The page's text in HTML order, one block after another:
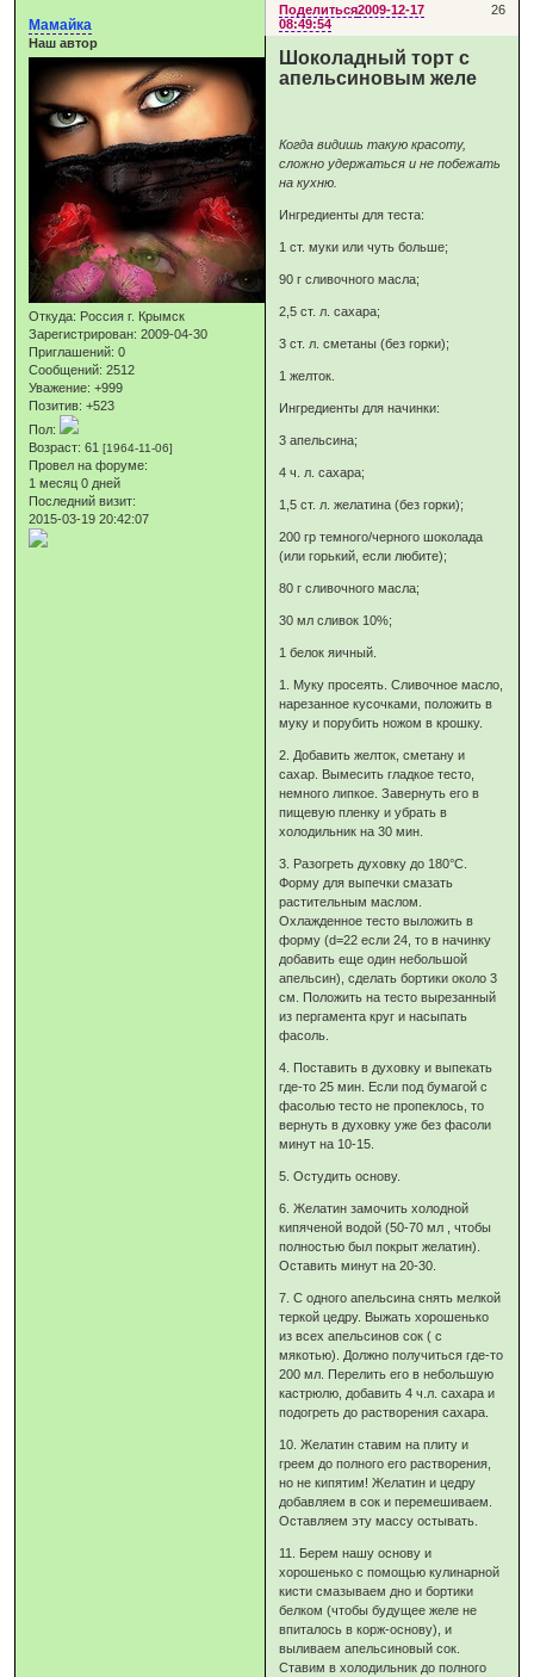
Поделиться 26
2009-12-17
08:49:54
Мамайка
Наш автор
Откуда: Россия г. Крымск
Зарегистрирован: 2009-04-30
Приглашений: 0
Сообщений: 2512
Уважение: +999
Позитив: +523
Пол:
Возраст: 61[1964-11-06]
Провел на форуме:
1 месяц 0 дней
Последний визит:
2015-03-19 20:42:07
Шоколадный торт с
апельсиновым желе
Когда видишь такую красоту,
сложно удержаться и не побежать
на кухню.
Ингредиенты для теста:
1 ст. муки или чуть больше;
90 г сливочного масла;
2,5 ст. л. сахара;
3 ст. л. сметаны (без горки);
1 желток.
Ингредиенты для начинки:
3 апельсина;
4 ч. л. сахара;
1,5 ст. л. желатина (без горки);
200 гр темного/черного шоколада
(или горький, если любите);
80 г сливочного масла;
30 мл сливок 10%;
1 белок яичный.
1. Муку просеять. Сливочное масло,
нарезанное кусочками, положить в
муку и порубить ножом в крошку.
2. Добавить желток, сметану и
сахар. Вымесить гладкое тесто,
немного липкое. Завернуть его в
пищевую пленку и убрать в
холодильник на 30 мин.
3. Разогреть духовку до 180°С.
Форму для выпечки смазать
растительным маслом.
Охлажденное тесто выложить в
форму (d=22 если 24, то в начинку
добавить еще один небольшой
апельсин), сделать бортики около 3
см. Положить на тесто вырезанный
из пергамента круг и насыпать
фасоль.
4. Поставить в духовку и выпекать
где-то 25 мин. Если под бумагой с
фасолью тесто не пропеклось, то
вернуть в духовку уже без фасоли
минут на 10-15.
5. Остудить основу.
6. Желатин замочить холодной
кипяченой водой (50-70 мл , чтобы
полностью был покрыт желатин).
Оставить минут на 20-30.
7. С одного апельсина снять мелкой
теркой цедру. Выжать хорошенько
из всех апельсинов сок ( с
мякотью). Должно получиться где-то
200 мл. Перелить его в небольшую
кастрюлю, добавить 4 ч.л. сахара и
подогреть до растворения сахара.
10. Желатин ставим на плиту и
греем до полного его растворения,
но не кипятим! Желатин и цедру
добавляем в сок и перемешиваем.
Оставляем эту массу остывать.
11. Берем нашу основу и
хорошенько с помощью кулинарной
кисти смазываем дно и бортики
белком (чтобы будущее желе не
впиталось в корж-основу), и
выливаем апельсиновый сок.
Ставим в холодильник до полного